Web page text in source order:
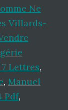
Ne
Villards-
Lettres,
, Manuel
Pdf,